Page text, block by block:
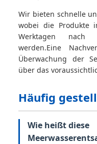
Wir bieten schnelle
wobei die Produkte
Werktagen nach
werden.Eine
Überwachung der
über das
Häufig
Wie heißt diese